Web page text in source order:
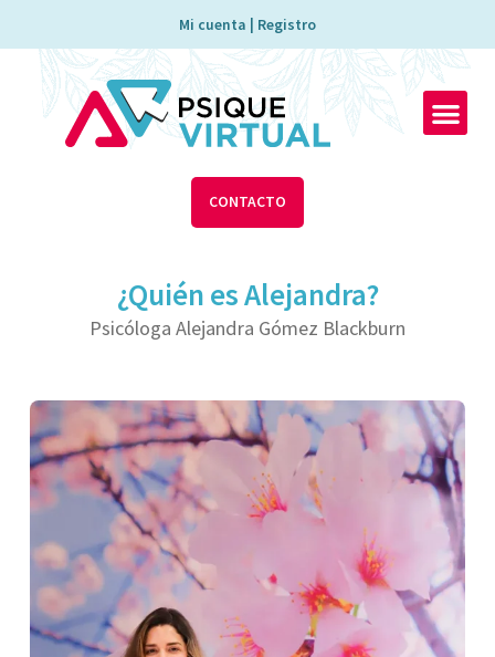
contenido
Mi cuenta | Registro
CONTACTO
¿Quién es Alejandra?
Psicóloga Alejandra Gómez Blackburn